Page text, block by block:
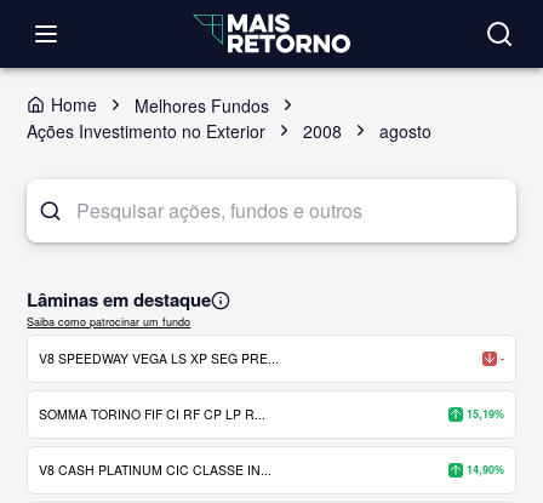
Home
Melhores Fundos
Ações Investimento no Exterior
2008 agosto
Lâminas em destaque
Saiba como patrocinar um fundo
V8 SPEEDWAY VEGA LS XP SEG PRE... -
SOMMA TORINO FIF CI RF CP LP R... 15,19%
V8 CASH PLATINUM CIC CLASSE IN... 14,90%